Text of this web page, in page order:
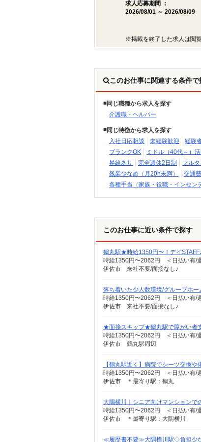
求人応募期間 ：
2026/08/01 ～ 2026/08/09
※掲載を終了した求人は閲
このお仕事に関連する条件で
同じ職種から求人を探す
介護職・ヘルパー
同じ特徴から求人を探す
入社日応相談
未経験歓迎 経験
ブランクOK
ミドル（40代～）
昇給あり
完全週休2日制 フル
残業少なめ（月20h未満）
交通
各種手当（家族・役職・インセン
このお仕事に近い条件で探す
鶴丸駅★時給1350円〜！デイ
時給1350円〜2062円 ＜日払い有/
伊佐市 来社不要/面接なし♪
落ち着いた少人数環境/グループホ
時給1350円〜2062円 ＜日払い有/
伊佐市 来社不要/面接なし♪
★面接スキップ★鶴丸駅で障がい者
時給1350円〜2062円 ＜日払い有/
伊佐市 鶴丸駅周辺
【鶴丸駅近く】病院でシーツ交換
時給1350円〜2062円 ＜日払い有/
伊佐市 ＊最寄り駅：鶴丸
大隅横川｜シニア向けマンションで
時給1350円〜2062円 ＜日払い有/
伊佐市 ＊最寄り駅：大隅横川
≪履歴書不要≫大隅横川駅◇負担少